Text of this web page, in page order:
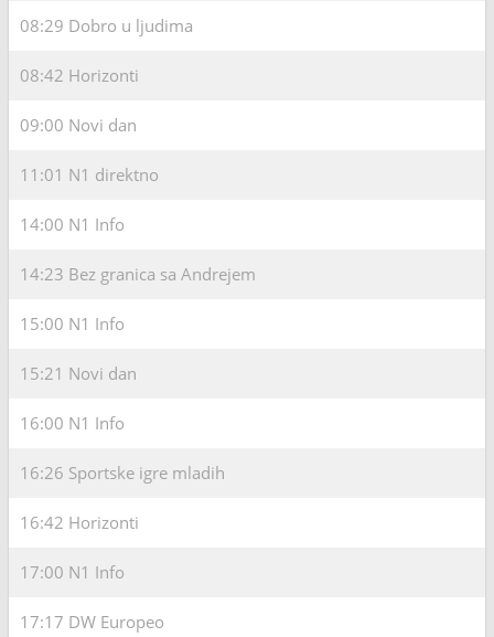
08:29 Dobro u ljudima
08:42 Horizonti
09:00 Novi dan
11:01 N1 direktno
14:00 N1 Info
14:23 Bez granica sa Andrejem
15:00 N1 Info
15:21 Novi dan
16:00 N1 Info
16:26 Sportske igre mladih
16:42 Horizonti
17:00 N1 Info
17:17 DW Europeo